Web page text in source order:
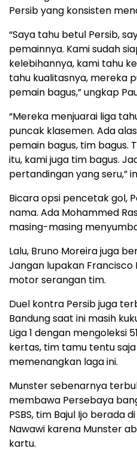
Persib yang konsisten
“Saya tahu betul Persib,
pemainnya. Kami sudah
kelebihannya, kami tahu
tahu kualitasnya, mereka
pemain bagus,” ungkap
“Mereka menjuarai liga
puncak klasemen. Ada
pemain bagus, tim bagus.
itu, kami juga tim bagus.
pertandingan yang seru,”
Bicara opsi pencetak gol,
nama. Ada Mohammed
masing-masing
Lalu, Bruno Moreira juga
Jangan lupakan
motor serangan tim.
Duel kontra Persib juga
Bandung saat ini masih
Liga 1 dengan mengoleksi
kertas, tim tamu tentu
memenangkan laga ini.
Munster sebenarnya
membawa Persebaya
PSBS, tim Bajul Ijo berada
Nawawi karena Munster
kartu.